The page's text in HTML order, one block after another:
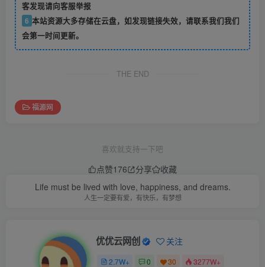
客发现请向客服举报
6 本站资源大多存储在云盘，如发现链接失效，请联系我们我们
会第一时间更新。
THE END
福源网
喜欢就支持一下吧
点赞176 分享
收藏
Life must be lived with love, happiness, and dreams.
人生一定要有爱，有快乐，有梦想
优优云网创 关注
2.7W+ 0 30 3277W+